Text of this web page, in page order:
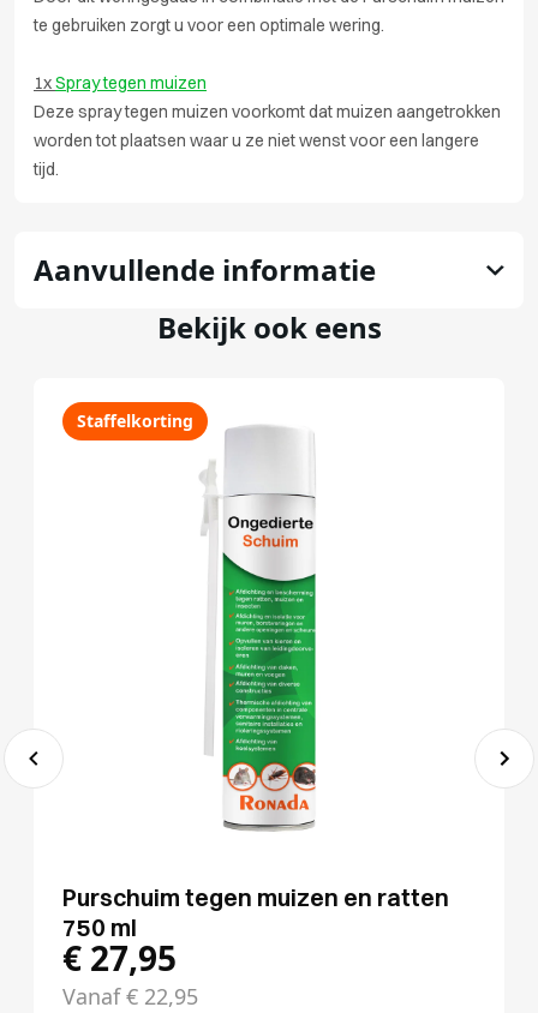
te gebruiken zorgt u voor een optimale wering.
1xSpray tegen muizen
Deze spray tegen muizen voorkomt dat muizen aangetrokken
worden tot plaatsen waar u ze niet wenst voor een langere
tijd.
Aanvullende informatie
Bekijk ook eens
Staffelkorting
Purschuim tegen muizen en ratten
750 ml
€ 27,95
Vanaf€ 22,95